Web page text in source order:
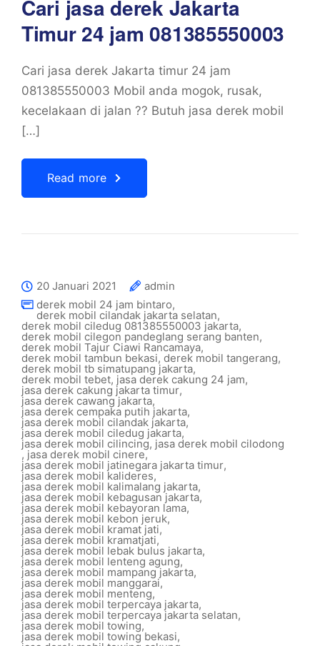
Cari jasa derek Jakarta
Timur 24 jam 081385550003
Cari jasa derek Jakarta timur 24 jam
081385550003 Mobil anda mogok, rusak,
kecelakaan di jalan ?? Butuh jasa derek mobil
[…]
Read more
20 Januari 2021
admin
derek mobil 24 jam bintaro,
derek mobil cilandak jakarta selatan,
derek mobil ciledug 081385550003 jakarta,
derek mobil cilegon pandeglang serang banten,
derek mobil Tajur Ciawi Rancamaya,
derek mobil tambun bekasi, derek mobil tangerang,
derek mobil tb simatupang jakarta,
derek mobil tebet, jasa derek cakung 24 jam,
jasa derek cakung jakarta timur,
jasa derek cawang jakarta,
jasa derek cempaka putih jakarta,
jasa derek mobil cilandak jakarta,
jasa derek mobil ciledug jakarta,
jasa derek mobil cilincing, jasa derek mobil cilodong
, jasa derek mobil cinere,
jasa derek mobil jatinegara jakarta timur,
jasa derek mobil kalideres,
jasa derek mobil kalimalang jakarta,
jasa derek mobil kebagusan jakarta,
jasa derek mobil kebayoran lama,
jasa derek mobil kebon jeruk,
jasa derek mobil kramat jati,
jasa derek mobil kramatjati,
jasa derek mobil lebak bulus jakarta,
jasa derek mobil lenteng agung,
jasa derek mobil mampang jakarta,
jasa derek mobil manggarai,
jasa derek mobil menteng,
jasa derek mobil terpercaya jakarta,
jasa derek mobil terpercaya jakarta selatan,
jasa derek mobil towing,
jasa derek mobil towing bekasi,